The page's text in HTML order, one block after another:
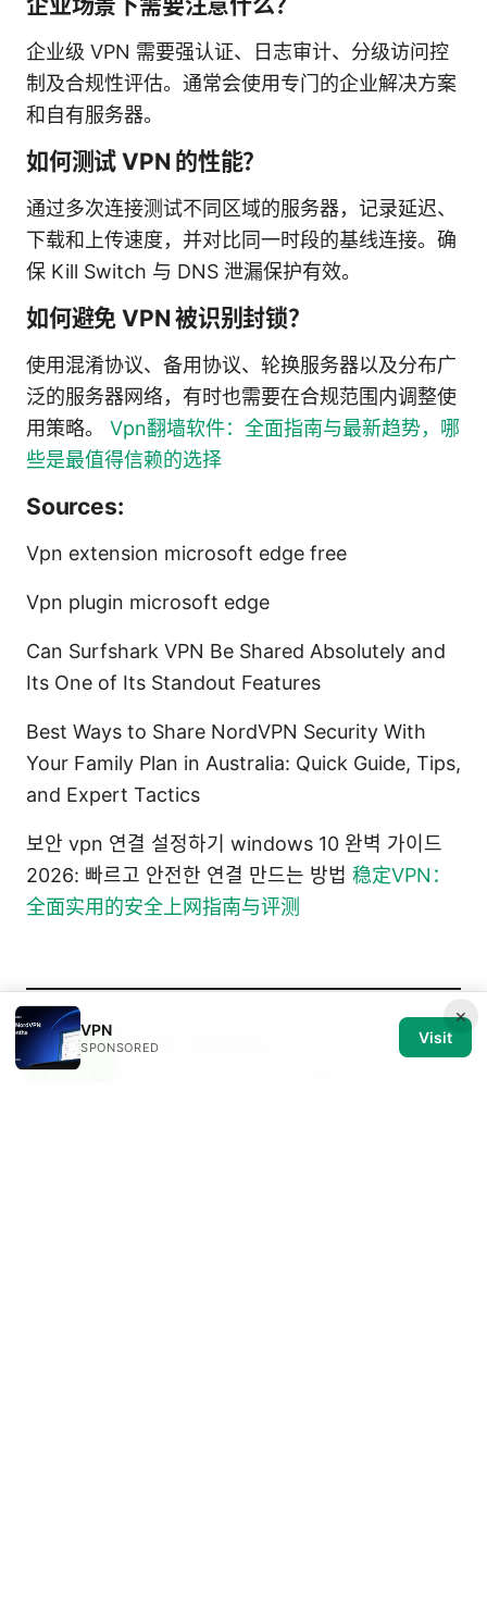
企业级 VPN 需要强认证、日志审计、分级访问控
制及合规性评估。通常会使用专门的企业解决方案
和自有服务器。
如何测试 VPN 的性能？
通过多次连接测试不同区域的服务器，记录延迟、
下载和上传速度，并对比同一时段的基线连接。确
保 Kill Switch 与 DNS 泄漏保护有效。
如何避免 VPN 被识别封锁？
使用混淆协议、备用协议、轮换服务器以及分布广
泛的服务器网络，有时也需要在合规范围内调整使
用策略。 Vpn翻墙软件：全面指南与最新趋势，哪
些是最值得信赖的选择
Sources:
Vpn extension microsoft edge free
Vpn plugin microsoft edge
Can Surfshark VPN Be Shared Absolutely and
Its One of Its Standout Features
Best Ways to Share NordVPN Security With
Your Family Plan in Australia: Quick Guide, Tips,
and Expert Tactics
보안 vpn 연결 설정하기 windows 10 완벽 가이드
2026: 빠르고 안전한 연결 만드는 방법 稳定VPN：
全面实用的安全上网指南与评测
Persia Xanthos
×
VPN
SPONSORED
Visit